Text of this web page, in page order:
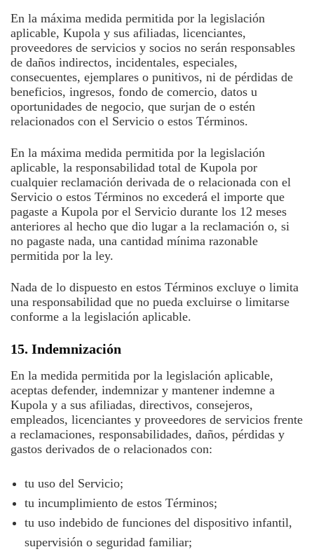
En la máxima medida permitida por la legislación
aplicable, Kupola y sus afiliadas, licenciantes,
proveedores de servicios y socios no serán responsables
de daños indirectos, incidentales, especiales,
consecuentes, ejemplares o punitivos, ni de pérdidas de
beneficios, ingresos, fondo de comercio, datos u
oportunidades de negocio, que surjan de o estén
relacionados con el Servicio o estos Términos.
En la máxima medida permitida por la legislación
aplicable, la responsabilidad total de Kupola por
cualquier reclamación derivada de o relacionada con el
Servicio o estos Términos no excederá el importe que
pagaste a Kupola por el Servicio durante los 12 meses
anteriores al hecho que dio lugar a la reclamación o, si
no pagaste nada, una cantidad mínima razonable
permitida por la ley.
Nada de lo dispuesto en estos Términos excluye o limita
una responsabilidad que no pueda excluirse o limitarse
conforme a la legislación aplicable.
15. Indemnización
En la medida permitida por la legislación aplicable,
aceptas defender, indemnizar y mantener indemne a
Kupola y a sus afiliadas, directivos, consejeros,
empleados, licenciantes y proveedores de servicios frente
a reclamaciones, responsabilidades, daños, pérdidas y
gastos derivados de o relacionados con:
tu uso del Servicio;
tu incumplimiento de estos Términos;
tu uso indebido de funciones del dispositivo infantil,
supervisión o seguridad familiar;